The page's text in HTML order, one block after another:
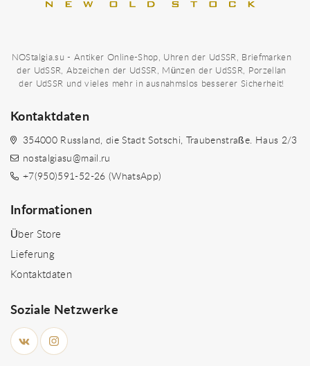
NOStalgia.su - Antiker Online-Shop, Uhren der UdSSR, Briefmarken
der UdSSR, Abzeichen der UdSSR, Münzen der UdSSR, Porzellan
der UdSSR und vieles mehr in ausnahmslos besserer Sicherheit!
Kontaktdaten
354000 Russland, die Stadt Sotschi, Traubenstraße. Haus 2/3
nostalgiasu@mail.ru
+7(950)591-52-26 (WhatsApp)
Informationen
Über Store
Lieferung
Kontaktdaten
Soziale Netzwerke